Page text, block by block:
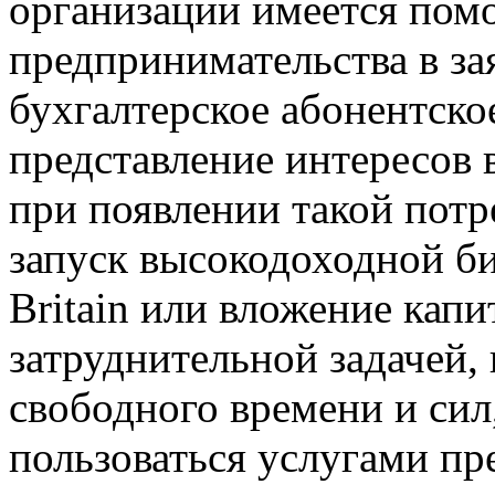
предпринимательства в
бухгалтерское
представление интересов
при появлении такой
запуск высокодоходной
Britain или вложение
затруднительной
свободного времени и
пользоваться услугами